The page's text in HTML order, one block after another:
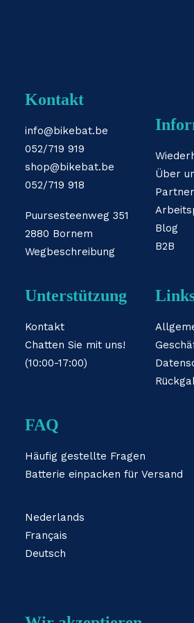
Kontakt
info@bikebat.be
052/719 919
shop@bikebat.be
052/719 918
Puursesteenweg 351
2880 Bornem
Wegbeschreibung
Über
Blog
B2B
Unterstützung
Kontakt
Chatten Sie mit uns!
(10:00-17:00)
FAQ
Häufig gestellte Fragen
Batterie einpacken für Versand
Nederlands
Français
Deutsch